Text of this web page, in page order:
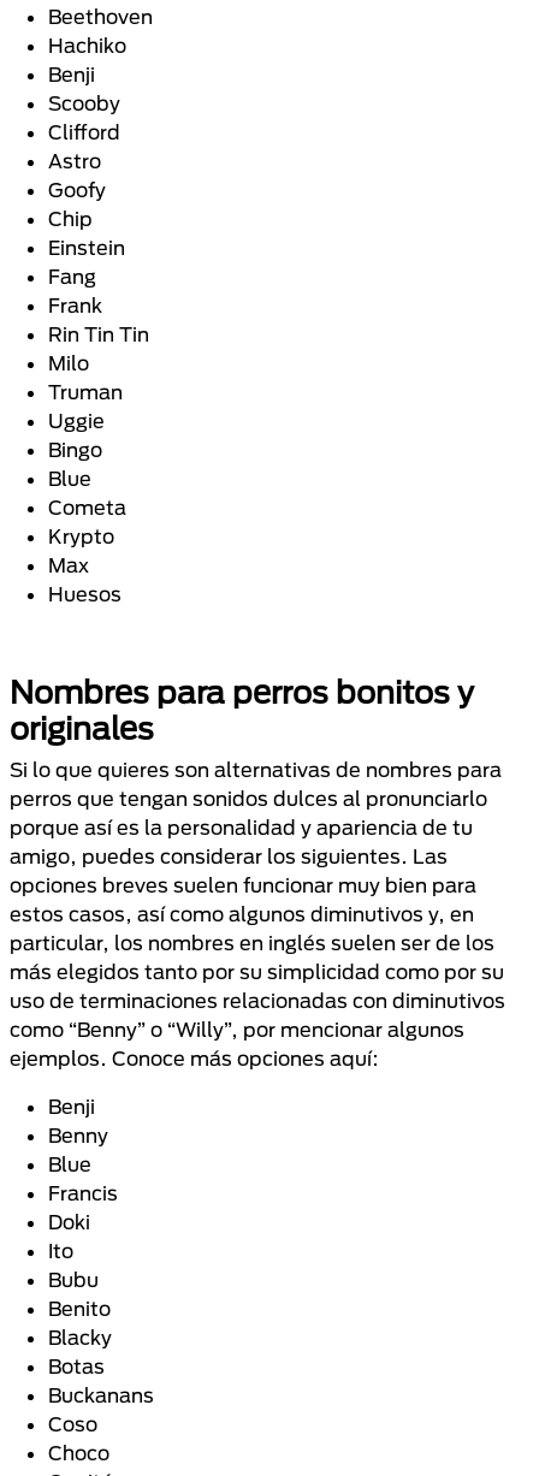
Beethoven
Hachiko
Benji
Scooby
Clifford
Astro
Goofy
Chip
Einstein
Fang
Frank
Rin Tin Tin
Milo
Truman
Uggie
Bingo
Blue
Cometa
Krypto
Max
Huesos
Nombres para perros bonitos y
originales
Si lo que quieres son alternativas de nombres para
perros que tengan sonidos dulces al pronunciarlo
porque así es la personalidad y apariencia de tu
amigo, puedes considerar los siguientes. Las
opciones breves suelen funcionar muy bien para
estos casos, así como algunos diminutivos y, en
particular, los nombres en inglés suelen ser de los
más elegidos tanto por su simplicidad como por su
uso de terminaciones relacionadas con diminutivos
como “Benny” o “Willy”, por mencionar algunos
ejemplos. Conoce más opciones aquí:
Benji
Benny
Blue
Francis
Doki
Ito
Bubu
Benito
Blacky
Botas
Buckanans
Coso
Choco